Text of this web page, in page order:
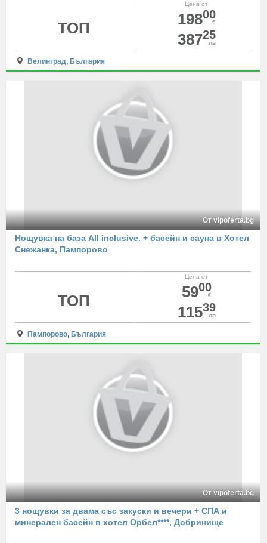
Цена от
19800
€
38725
лв
ТОП
Велинград, България
От vipoferta.bg
Нощувка на база All inclusive. + басейн и сауна в Хотел
Снежанка, Пампорово
Цена от
5900
€
11539
лв
ТОП
Пампорово, България
От vipoferta.bg
3 нощувки за двама със закуски и вечери + СПА и
минерален басейн в хотел Орбел****, Добринище